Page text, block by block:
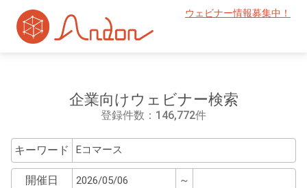
ウェビナー情報募集中！
企業向けウェビナー検索
登録件数：146,772件
キーワード
開催日 ～